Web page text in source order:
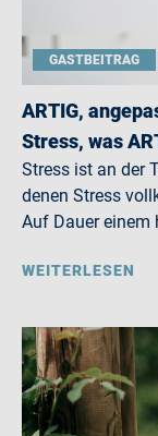
GASTBEITRAG
ARTIG,
Stress, was
Stress ist an der
denen Stress
Auf Dauer einem
WEITERLESEN